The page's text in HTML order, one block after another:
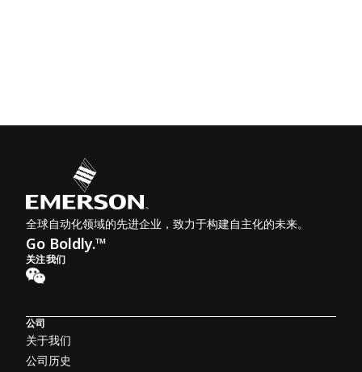
全球自动化领域的先进企业，致力于构建自主化的未来。
Go Boldly.™
关注我们
公司
关于我们
公司历史